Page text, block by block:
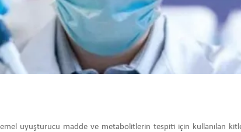
uyuşturucu madde ve metabolitlerin tespiti için kullanılan